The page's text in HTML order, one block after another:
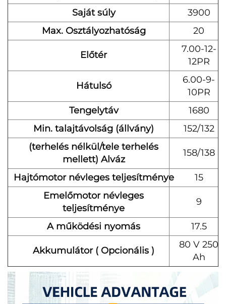
Saját súly
3900
Max. Osztályozhatóság
20
Előtér
7.00-12-
12PR
Hátulsó
6.00-9-
10PR
Tengelytáv
1680
Min. talajtávolság (állvány)
152/132
(terhelés nélkül/tele terhelés
mellett) Alváz
158/138
Hajtómotor névleges teljesítménye
15
Emelőmotor névleges
teljesítménye
9
A működési nyomás 17.5
Akkumulátor ( Opcionális )
80 V 250
Ah